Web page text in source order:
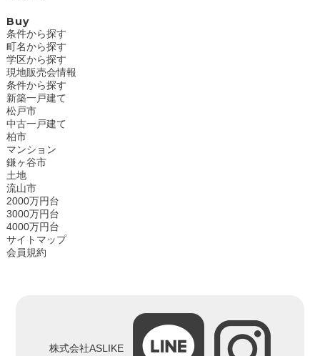
Buy
条件から探す
町名から探す
学区から探す
現地販売会情報
条件から探す
新築一戸建て
松戸市
中古一戸建て
柏市
マンション
鎌ヶ谷市
土地
流山市
2000万円台
3000万円台
4000万円台
サイトマップ
会員規約
株式会社ASLIKE